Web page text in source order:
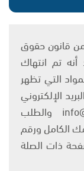
المواد وفقًا للمادة 27 أ من قانون حقوق
تعتقد أنه تم انتهاك
التي تظهر
الإلكتروني
على العنوان التالي: info@ashams.com والطلب
الكامل ورقم
ذات الصلة